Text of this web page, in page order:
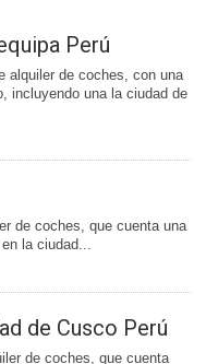
Perú
alquiler de coches, con una
incluyendo una la ciudad de
de coches, que cuenta una
la ciudad...
de Cusco Perú
de coches, que cuenta